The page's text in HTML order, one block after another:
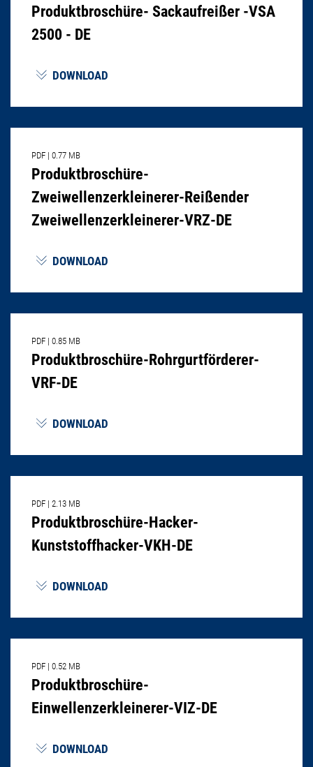
Produktbroschüre- Sackaufreißer -VSA
2500 - DE
DOWNLOAD
PDF | 0.77 MB
Produktbroschüre-
Zweiwellenzerkleinerer-Reißender
Zweiwellenzerkleinerer-VRZ-DE
DOWNLOAD
PDF | 0.85 MB
Produktbroschüre-Rohrgurtförderer-
VRF-DE
DOWNLOAD
PDF | 2.13 MB
Produktbroschüre-Hacker-
Kunststoffhacker-VKH-DE
DOWNLOAD
PDF | 0.52 MB
Produktbroschüre-
Einwellenzerkleinerer-VIZ-DE
DOWNLOAD